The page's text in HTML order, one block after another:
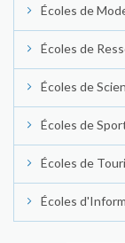
Écoles de
Écoles de
Écoles de
Écoles de
Écoles de
Écoles